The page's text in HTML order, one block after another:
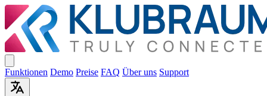
Funktionen Demo Preise FAQ Über uns Support